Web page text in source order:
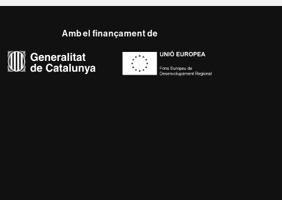
Amb el finançament de
diversificada,
nous models de l'Europa
innovador de la seva